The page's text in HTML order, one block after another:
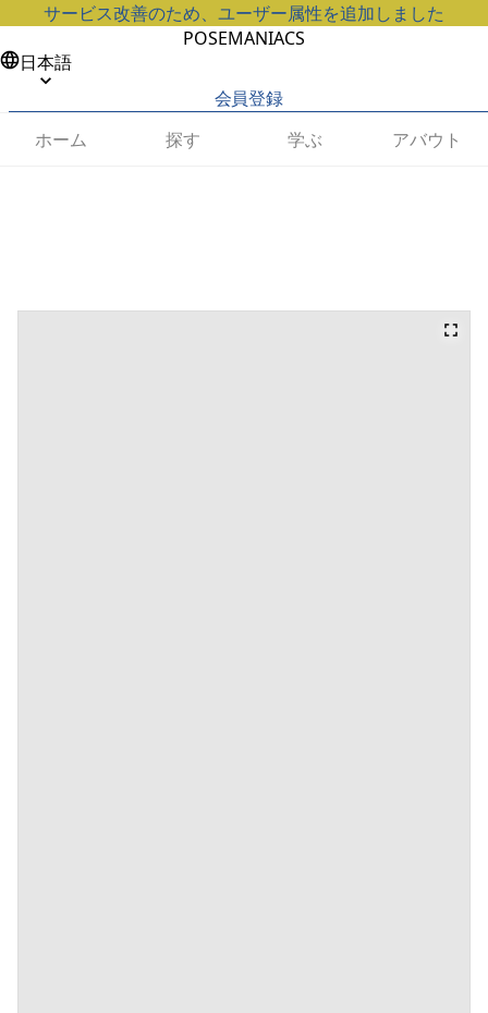
サービス改善のため、ユーザー属性を追加しました
POSEMANIACS
日本語
会員登録
ホーム
探す 学ぶ アバウト